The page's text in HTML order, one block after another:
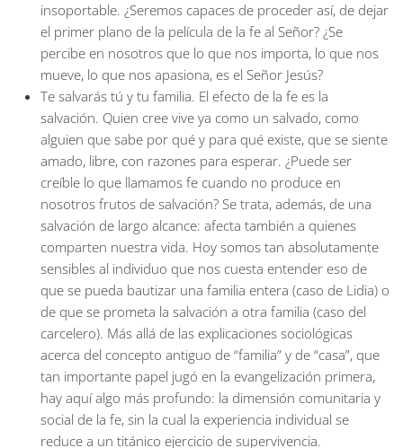
insoportable. ¿Seremos capaces de proceder así, de dejar
el primer plano de la película de la fe al Señor? ¿Se
percibe en nosotros que lo que nos importa, lo que nos
mueve, lo que nos apasiona, es el Señor Jesús?
Te salvarás tú y tu familia. El efecto de la fe es la
salvación. Quien cree vive ya como un salvado, como
alguien que sabe por qué y para qué existe, que se siente
amado, libre, con razones para esperar. ¿Puede ser
creíble lo que llamamos fe cuando no produce en
nosotros frutos de salvación? Se trata, además, de una
salvación de largo alcance: afecta también a quienes
comparten nuestra vida. Hoy somos tan absolutamente
sensibles al individuo que nos cuesta entender eso de
que se pueda bautizar una familia entera (caso de Lidia) o
de que se prometa la salvación a otra familia (caso del
carcelero). Más allá de las explicaciones sociológicas
acerca del concepto antiguo de “familia” y de “casa”, que
tan importante papel jugó en la evangelización primera,
hay aquí algo más profundo: la dimensión comunitaria y
social de la fe, sin la cual la experiencia individual se
reduce a un titánico ejercicio de supervivencia.